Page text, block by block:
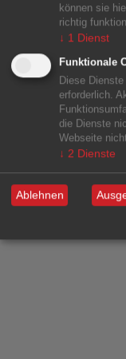
können sie
richtig
↓ 1 Dienst
Funktionale
Diese
erforderlich.
die Dienste
Webseite
↓ 2 Dienste
Ablehnen